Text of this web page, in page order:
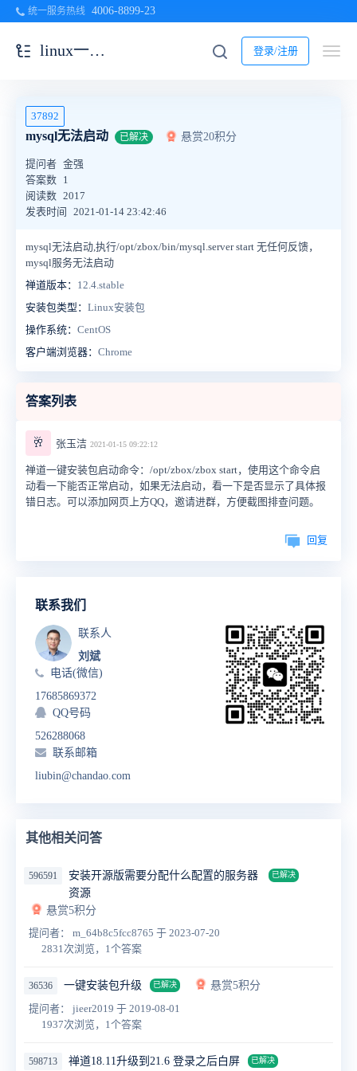
统一服务热线 4006-8899-23
登录/注册
linux一键安装包
37892
mysql无法启动 已解决 悬赏20积分
提问者 金强
答案数 1
阅读数 2017
发表时间
2021-01-14 23:42:46
mysql无法启动,执行/opt/zbox/bin/mysql.server start 无任何反馈，
mysql服务无法启动
禅道版本： 12.4.stable
安装包类型： Linux安装包
操作系统： CentOS
客户端浏览器： Chrome
答案列表
🥂 张玉洁 2021-01-15 09:22:12
禅道一键安装包启动命令：/opt/zbox/zbox start，使用这个命令启
动看一下能否正常启动，如果无法启动，看一下是否显示了具体报
错日志。可以添加网页上方QQ，邀请进群，方便截图排查问题。
回复
联系我们
联系人
刘斌
电话(微信)
17685869372
QQ号码
526288068
联系邮箱
liubin@chandao.com
其他相关问答
596591
安装开源版需要分配什么配置的服务器
资源
已解决
悬赏5积分
提问者： m_64b8c5fcc8765 于 2023-07-20
2831次浏览，1个答案
36536 一键安装包升级 已解决
悬赏5积分
提问者： jieer2019 于 2019-08-01
1937次浏览，1个答案
598713 禅道18.11升级到21.6 登录之后白屏 已解决